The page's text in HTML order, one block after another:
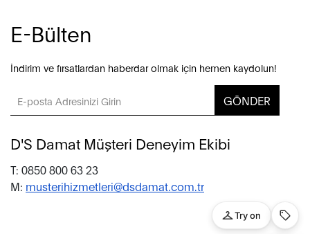
E-Bülten
İndirim ve fırsatlardan haberdar olmak için hemen kaydolun!
GÖNDER
D'S Damat Müşteri Deneyim Ekibi
T: 0850 800 63 23
M: musterihizmetleri@dsdamat.com.tr